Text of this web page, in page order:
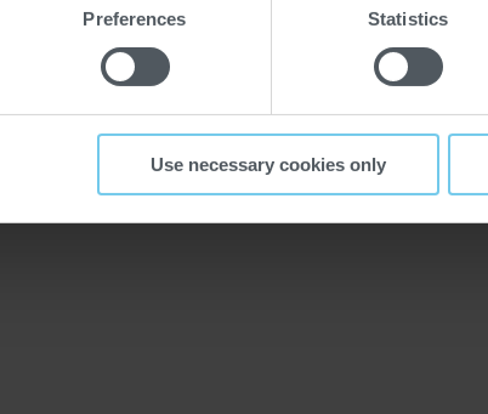
Preferences Statistics
Use necessary cookies only